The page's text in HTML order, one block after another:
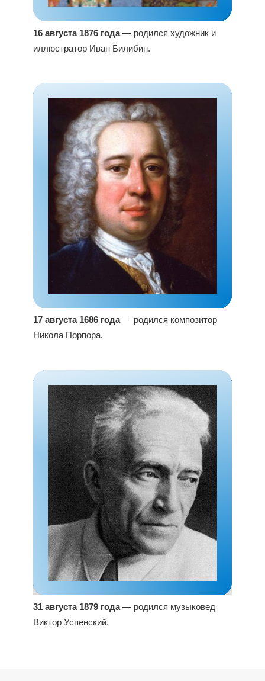
16 августа 1876 года— родился художник и
иллюстратор Иван Билибин.
17 августа 1686 года— родился композитор
Никола Порпора.
31 августа 1879 года— родился музыковед
Виктор Успенский.